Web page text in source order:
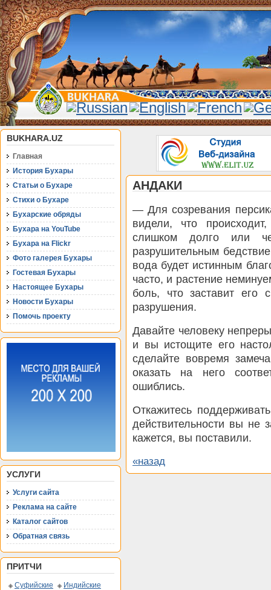
BUKHARA.UZ
Главная
История Бухары
Статьи о Бухаре
Стихи о Бухаре
Бухарские обряды
Бухара на YouTube
Бухара на Flickr
Фото галерея Бухары
Гостевая Бухары
Настоящее Бухары
Новости Бухары
Помочь проекту
УСЛУГИ
Услуги сайта
Реклама на сайте
Каталог сайтов
Обратная связь
ПРИТЧИ
Суфийские
Индийские
АНДАКИ
— Для созревания
видели, что
слишком долго или
разрушительным
вода будет истинным
часто, и растение
боль, что заставит его
разрушения.
Давайте человеку
и вы истощите его
сделайте вовремя
оказать на него
ошиблись.
Откажитесь
действительности вы не
кажется, вы поставили.
«назад